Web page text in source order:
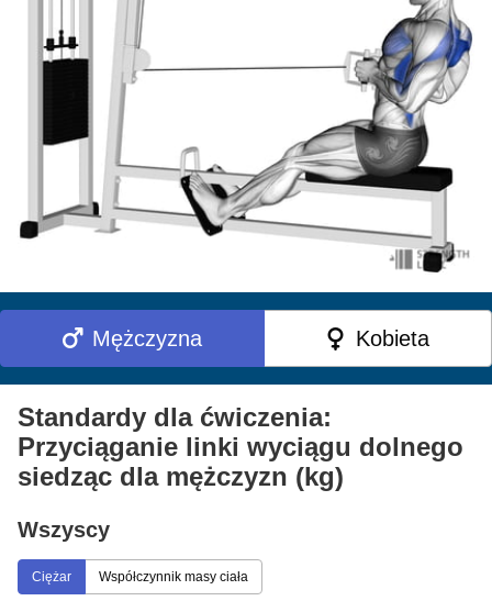
Mężczyzna Kobieta
Standardy dla ćwiczenia:
Przyciąganie linki wyciągu dolnego
siedząc dla mężczyzn (kg)
Wszyscy
Ciężar Współczynnik masy ciała